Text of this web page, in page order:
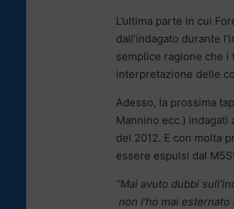
L’ultima parte in cui
dall’indagato durante
semplice ragione che i
interpretazione delle
Adesso, la prossima
Mannino ecc.)
del 2012. E con molta
essere espulsi dal
“Mai avuto dubbi
non l’ho mai